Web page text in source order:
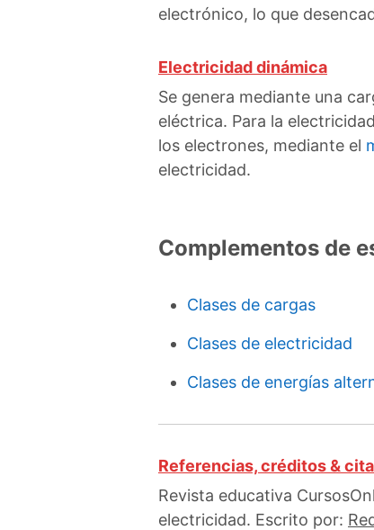
electrónico, lo que
Electricidad dinámica
Se genera mediante una
eléctrica. Para la
los electrones, mediante el
electricidad.
Complementos de
Clases de cargas
Clases de electricidad
Clases de energías
Referencias, créditos &
Revista educativa
electricidad. Escrito por: